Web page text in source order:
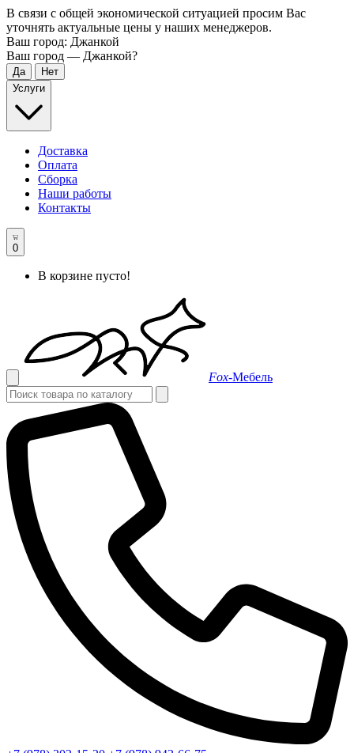
В связи с общей экономической ситуацией просим Вас
уточнять актуальные цены у наших менеджеров.
Ваш город: Джанкой
Ваш город — Джанкой?
Услуги
Доставка
Оплата
Сборка
Наши работы
Контакты
0
В корзине пусто!
Fox-Мебель